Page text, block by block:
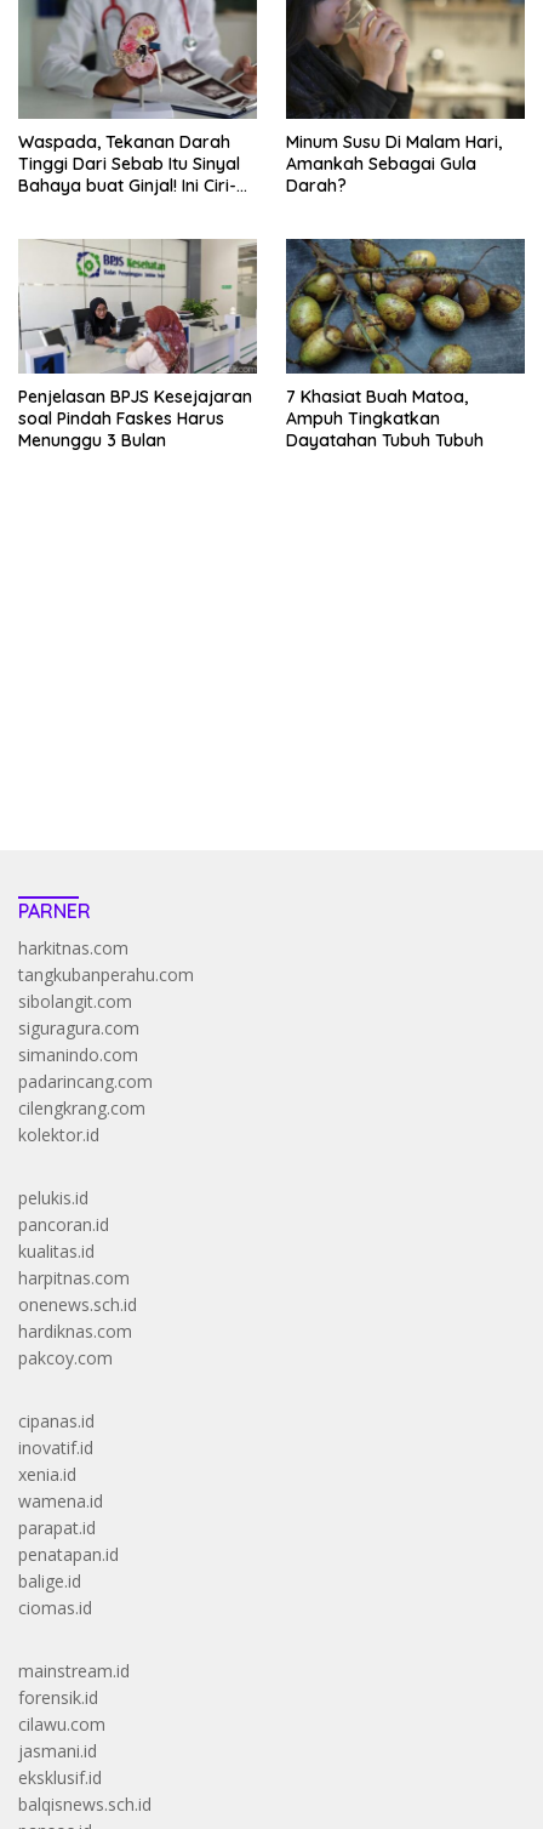
Waspada, Tekanan Darah
Tinggi Dari Sebab Itu Sinyal
Bahaya buat Ginjal! Ini Ciri-
Minum Susu Di Malam Hari,
Amankah Sebagai Gula
Darah?
Penjelasan BPJS Kesejajaran
soal Pindah Faskes Harus
Menunggu 3 Bulan
7 Khasiat Buah Matoa,
Ampuh Tingkatkan
Dayatahan Tubuh Tubuh
PARNER
harkitnas.com
tangkubanperahu.com
sibolangit.com
siguragura.com
simanindo.com
padarincang.com
cilengkrang.com
kolektor.id
pelukis.id
pancoran.id
kualitas.id
harpitnas.com
onenews.sch.id
hardiknas.com
pakcoy.com
cipanas.id
inovatif.id
xenia.id
wamena.id
parapat.id
penatapan.id
balige.id
ciomas.id
mainstream.id
forensik.id
cilawu.com
jasmani.id
eksklusif.id
balqisnews.sch.id